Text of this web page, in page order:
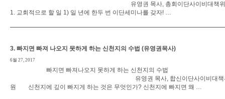
유영권 목사, 총회이단사이비대책위
1. 교회적으로 할 일 1) 일 년에 한두 번 이단세미나를 갖자! …
3. 빠지면 빠져 나오지 못하게 하는 신천지의 수법 (유영권목사)
6월 27, 2017
빠지면 빠져나오지 못하게 하는 신천지의 수법
유영권 목사, 합신이단사이비대책
원 신천지에 깊이 빠지게 하는 것은 무엇인가? 신천지에 빠지면 왜 …